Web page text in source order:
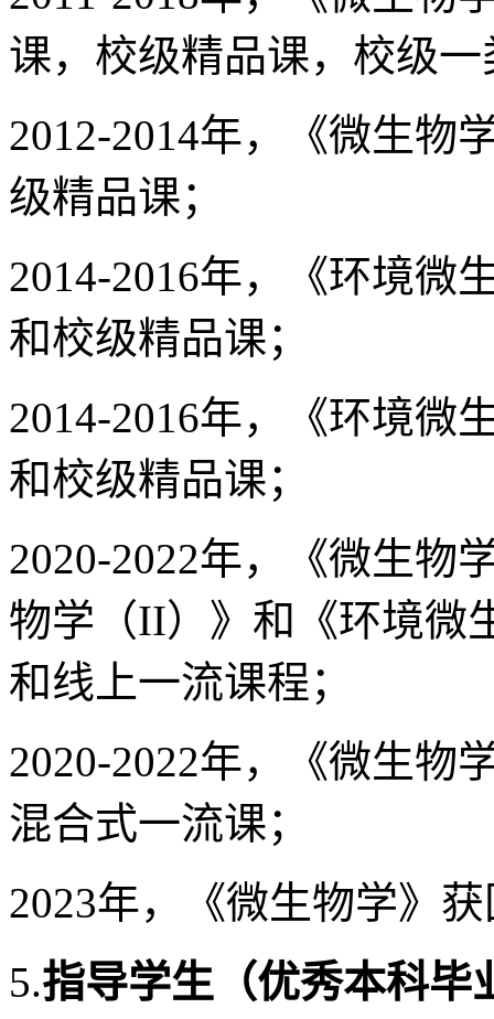
课，校级精品课，校级
2012-2014年，《微生物
级精品课；
2014-2016年，《环境微
和校级精品课；
2014-2016年，《环境微
和校级精品课；
2020-2022年，《微生物
物学（II）》和《环境微
和线上一流课程；
2020-2022年，《微生物
混合式一流课；
2023年，《微生物学》
5.指导学生（优秀本科毕